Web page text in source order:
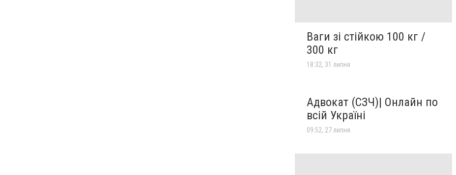
Ваги зі стійкою 100 кг /
300 кг
18:32, 31 липня
Адвокат (СЗЧ)| Онлайн по
всій Україні
09:52, 27 липня